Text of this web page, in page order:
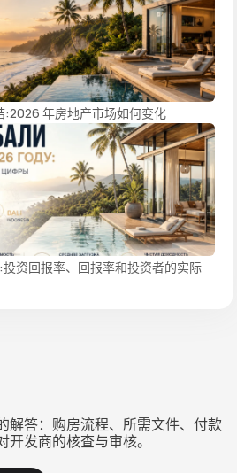
:2026 年房地产市场如何变化
资回报率、回报率和投资者的实际
解答：购房流程、所需文件、付款
发商的核查与审核。